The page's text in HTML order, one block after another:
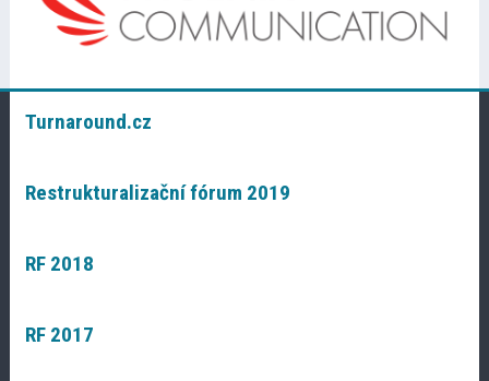
Turnaround.cz
Restrukturalizační fórum 2019
RF 2018
RF 2017